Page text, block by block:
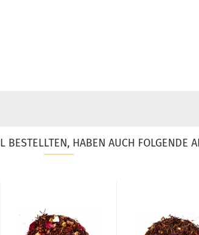
BESTELLTEN, HABEN AUCH FOLGENDE